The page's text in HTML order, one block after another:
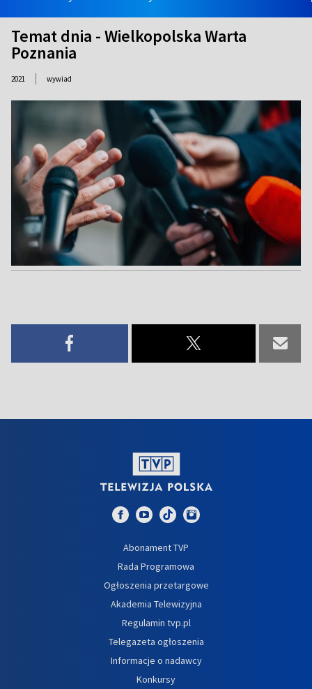
Temat dnia - Wielkopolska Warta
Poznania
2021 | wywiad
Abonament TVP
Rada Programowa
Ogłoszenia przetargowe
Akademia Telewizyjna
Regulamin tvp.pl
Telegazeta ogłoszenia
Informacje o nadawcy
Konkursy